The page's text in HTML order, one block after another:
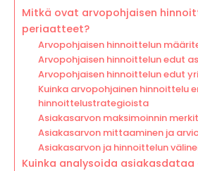
Mitkä ovat arvopohjaisen
periaatteet?
Arvopohjaisen hinnoittelun
Arvopohjaisen hinnoittelun edut
Arvopohjaisen hinnoittelun edut
Kuinka arvopohjainen hinnoittelu
hinnoittelustrategioista
Asiakasarvon maksimoinnin
Asiakasarvon mittaaminen ja
Asiakasarvon ja hinnoittelun
Kuinka analysoida